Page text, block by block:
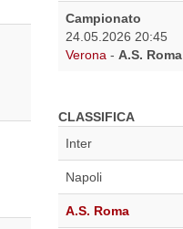
Campionato
24.05.2026 20:45
Verona - A.S. Roma
CLASSIFICA
Inter
Napoli
A.S. Roma